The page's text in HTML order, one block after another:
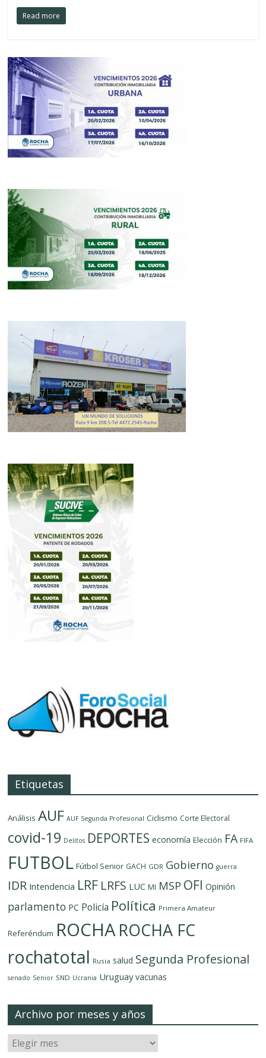
Read more
Etiquetas
Análisis AUF AUF Segunda Profesional Ciclismo Corte Electoral
covid-19 Delítos DEPORTES economía Elección FA FIFA
FUTBOL Fútbol Senior GACH GDR Gobierno guerra
IDR Intendencia LRF LRFS LUC MI MSP OFI Opinión
parlamento PC Policía Política Primera Amateur
Referéndum ROCHAROCHA FC
rochatotal Rusia salud Segunda Profesional
senado Senior SND Ucrania Uruguay vacunas
Archivo por meses y años